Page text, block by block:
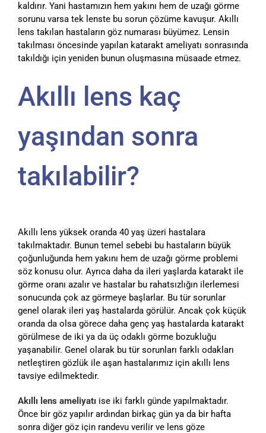
kaldırır. Yani hastamızın hem yakını hem de uzağı görme
sorunu varsa tek lenste bu sorun çözüme kavuşur. Akıllı
lens takılan hastaların göz numarası büyümez. Lensin
takılması öncesinde yapılan katarakt ameliyatı sonrasında
takıldığı için yeniden bunun oluşmasına müsaade etmez.
Akıllı lens kaç
yaşından sonra
takılabilir?
Akıllı lens yüksek oranda 40 yaş üzeri hastalara
takılmaktadır. Bunun temel sebebi bu hastaların büyük
çoğunluğunda hem yakını hem de uzağı görme problemi
söz konusu olur. Ayrıca daha da ileri yaşlarda katarakt ile
görme oranı azalır ve hastalar bu rahatsızlığın ilerlemesi
sonucunda çok az görmeye başlarlar. Bu tür sorunlar
genel olarak ileri yaş hastalarda görülür. Ancak çok küçük
oranda da olsa görece daha genç yaş hastalarda katarakt
görülmese de iki ya da üç odaklı görme bozukluğu
yaşanabilir. Genel olarak bu tür sorunları farklı odakları
netleştiren gözlük ile aşan hastalarımız için akıllı lens
tavsiye edilmektedir.
Akıllı lens ameliyatı ise iki farklı günde yapılmaktadır.
Önce bir göz yapılır ardından birkaç gün ya da bir hafta
sonra diğer göz için randevu verilir ve lens göze